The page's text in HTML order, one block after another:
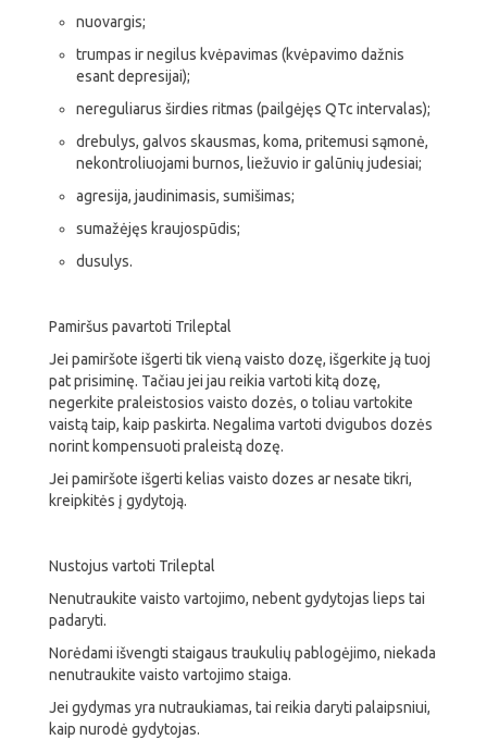
nuovargis;
trumpas ir negilus kvėpavimas (kvėpavimo dažnis
esant depresijai);
nereguliarus širdies ritmas (pailgėjęs QTc intervalas);
drebulys, galvos skausmas, koma, pritemusi sąmonė,
nekontroliuojami burnos, liežuvio ir galūnių judesiai;
agresija, jaudinimasis, sumišimas;
sumažėjęs kraujospūdis;
dusulys.
Pamiršus pavartoti Trileptal
Jei pamiršote išgerti tik vieną vaisto dozę, išgerkite ją tuoj
pat prisiminę. Tačiau jei jau reikia vartoti kitą dozę,
negerkite praleistosios vaisto dozės, o toliau vartokite
vaistą taip, kaip paskirta. Negalima vartoti dvigubos dozės
norint kompensuoti praleistą dozę.
Jei pamiršote išgerti kelias vaisto dozes ar nesate tikri,
kreipkitės į gydytoją.
Nustojus vartoti Trileptal
Nenutraukite vaisto vartojimo, nebent gydytojas lieps tai
padaryti.
Norėdami išvengti staigaus traukulių pablogėjimo, niekada
nenutraukite vaisto vartojimo staiga.
Jei gydymas yra nutraukiamas, tai reikia daryti palaipsniui,
kaip nurodė gydytojas.